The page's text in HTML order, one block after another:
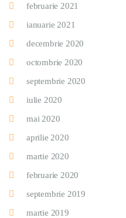
februarie 2021
ianuarie 2021
decembrie 2020
octombrie 2020
septembrie 2020
iulie 2020
mai 2020
aprilie 2020
martie 2020
februarie 2020
septembrie 2019
martie 2019